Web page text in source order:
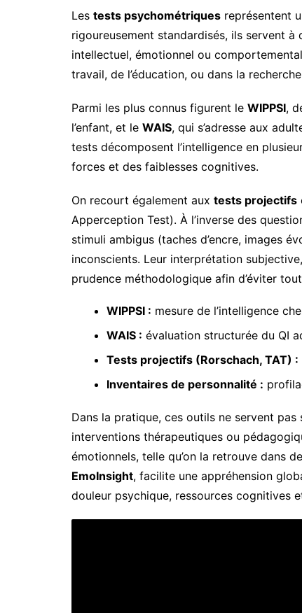
Les tests psychométriques représentent
rigoureusement standardisés, ils servent
intellectuel, émotionnel ou
travail, de l’éducation, ou dans la
Parmi les plus connus figurent le WIPPSI,
l’enfant, et le WAIS, qui s’adresse aux
tests décomposent l’intelligence en
forces et des faiblesses cognitives.
On recourt également aux tests projectifs
Apperception Test). À l’inverse des
stimuli ambigus (taches d’encre, images
inconscients. Leur interprétation
prudence méthodologique afin d’éviter
WIPPSI : mesure de l’intelligence
WAIS : évaluation structurée du QI
Tests projectifs (Rorschach, TAT) :
Inventaires de personnalité :
Dans la pratique, ces outils ne servent
interventions thérapeutiques ou
émotionnels, telle qu’on la retrouve dans
EmoInsight, facilite une appréhension
douleur psychique, ressources cognitives